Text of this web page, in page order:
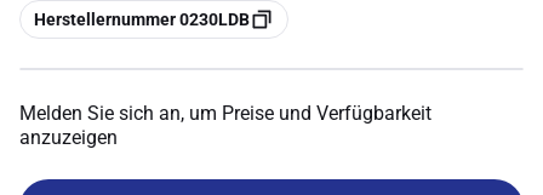
Kopieren
Herstellernummer 0230LDB
Melden Sie sich an, um Preise und Verfügbarkeit
anzuzeigen